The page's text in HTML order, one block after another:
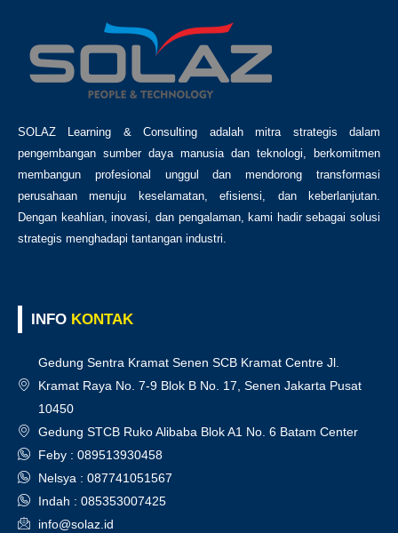
SOLAZ Learning & Consulting adalah mitra strategis dalam
pengembangan sumber daya manusia dan teknologi, berkomitmen
membangun profesional unggul dan mendorong transformasi
perusahaan menuju keselamatan, efisiensi, dan keberlanjutan.
Dengan keahlian, inovasi, dan pengalaman, kami hadir sebagai solusi
strategis menghadapi tantangan industri.
INFO KONTAK
Gedung Sentra Kramat Senen SCB Kramat Centre Jl.
Kramat Raya No. 7-9 Blok B No. 17, Senen Jakarta Pusat
10450
Gedung STCB Ruko Alibaba Blok A1 No. 6 Batam Center
Feby : 089513930458
Nelsya : 087741051567
Indah : 085353007425
info@solaz.id